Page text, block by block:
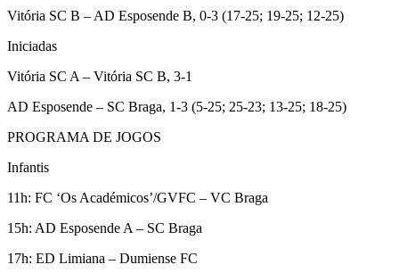
Vitória SC B – AD Esposende B, 0-3 (17-25; 19-25; 12-25)
Iniciadas
Vitória SC A – Vitória SC B, 3-1
AD Esposende – SC Braga, 1-3 (5-25; 25-23; 13-25; 18-25)
PROGRAMA DE JOGOS
Infantis
11h: FC ‘Os Académicos’/GVFC – VC Braga
15h: AD Esposende A – SC Braga
17h: ED Limiana – Dumiense FC